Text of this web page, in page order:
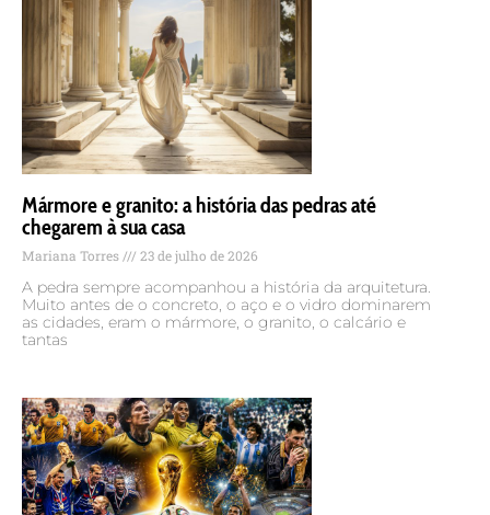
Mármore e granito: a história das pedras até
chegarem à sua casa
Mariana Torres 23 de julho de 2026
A pedra sempre acompanhou a história da arquitetura.
Muito antes de o concreto, o aço e o vidro dominarem
as cidades, eram o mármore, o granito, o calcário e
tantas